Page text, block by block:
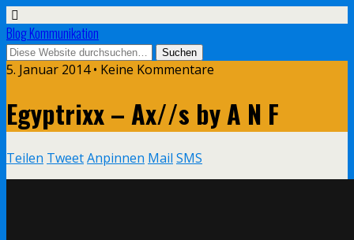
Blog Kommunikation
5. Januar 2014 • Keine Kommentare
Egyptrixx – Ax//s by A N F
Teilen TweetAnpinnen Mail SMS